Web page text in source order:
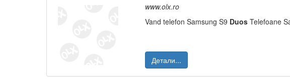
www.olx.ro
Vand telefon Samsung S9 Duos Telefoane
Детали...